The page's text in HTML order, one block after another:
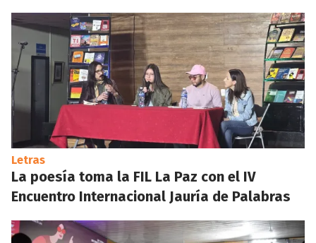
Letras
La poesía toma la FIL La Paz con el IV
Encuentro Internacional Jauría de Palabras